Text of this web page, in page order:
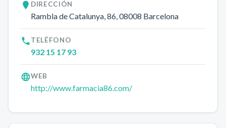
DIRECCIÓN
Rambla de Catalunya, 86, 08008 Barcelona
TELÉFONO
932 15 17 93
WEB
http://www.farmacia86.com/